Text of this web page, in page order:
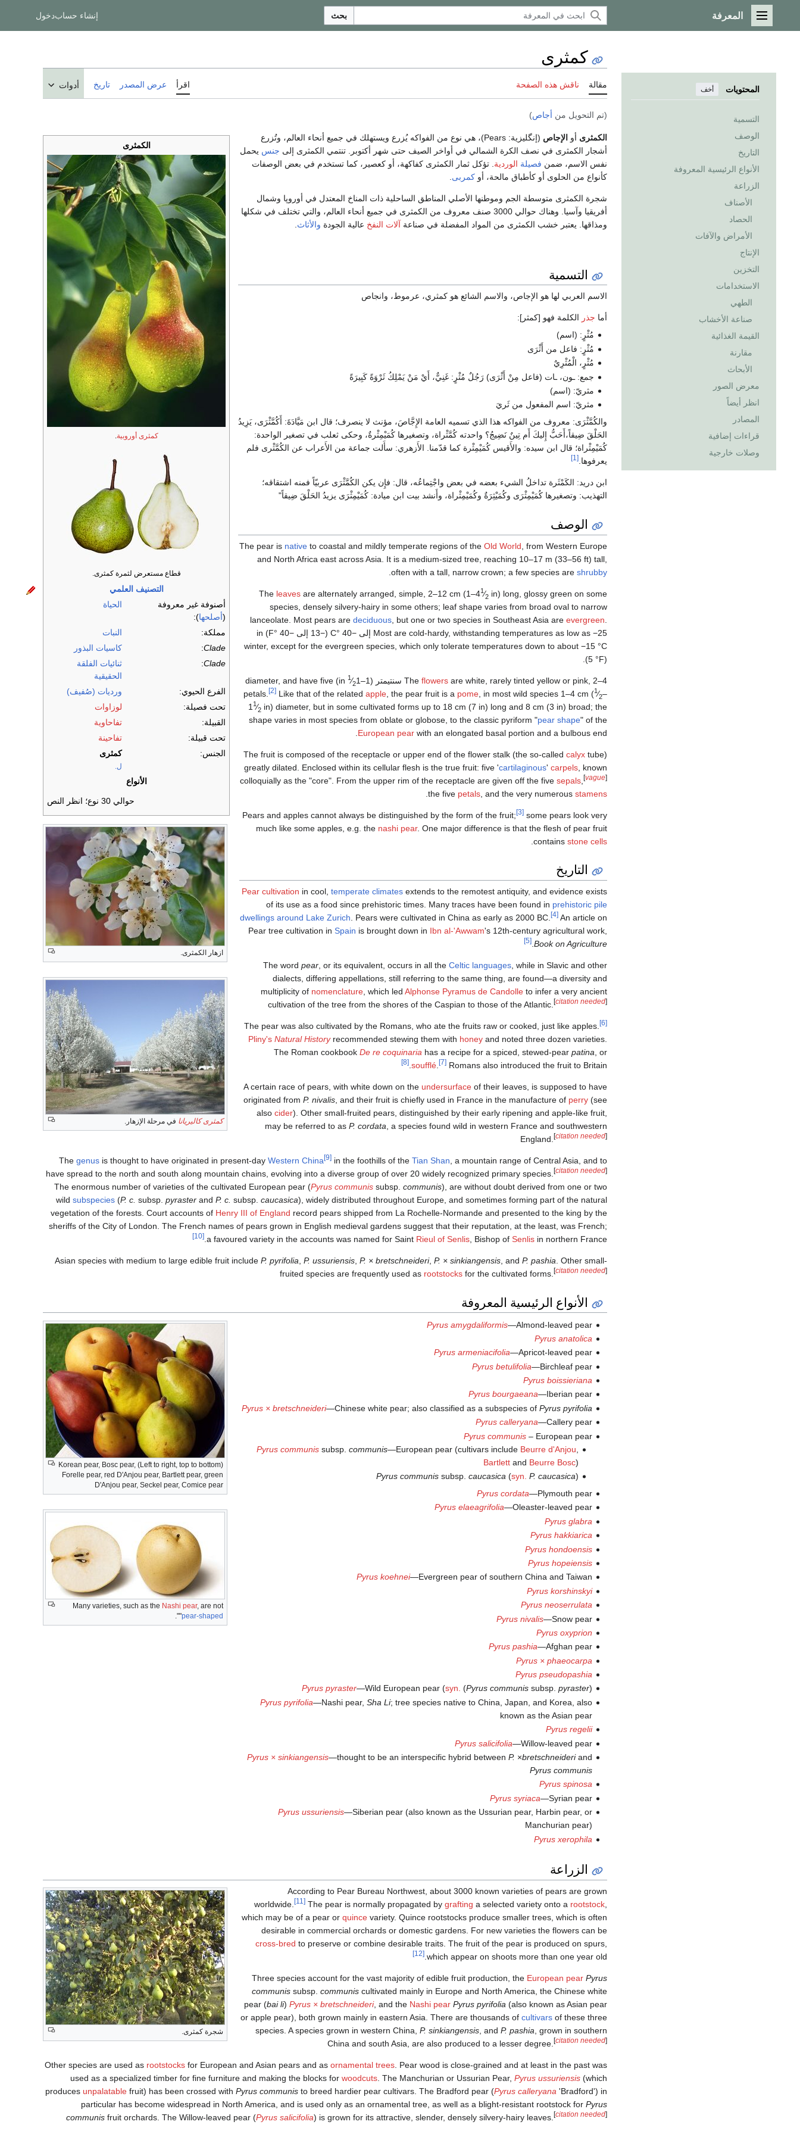
القائمة الرئيسية
المعرفة بحث إنشاء حسابدخول
المحتويات أخف
التسمية
الوصف
التاريخ
الأنواع الرئيسية المعروفة
الزراعة
الأصناف
الحصاد
الأمراض والآفات
الإنتاج
التخزين
الاستخدامات
الطهي
صناعة الأخشاب
القيمة الغذائية
مقارنة
الأبحاث
معرض الصور
انظر أيضاً
المصادر
قراءات إضافية
وصلات خارجية
كمثرى
مقالة ناقش هذه الصفحة اقرأ عرض المصدر تاريخ أدوات
(تم التحويل من أجاص)
الكمثرى
كمثرى أوروبية.
قطاع مستعرض لثمرة كمثرى.
التصنيف العلمي
أصنوفة غير معروفة
(أصلحها):
الحياة
مملكة:
النبات
Clade
:
كاسيات البذور
Clade
:
ثنائيات الفلقة
الحقيقية
الفرع الحيوي:
ورديات (صُفيف)
تحت فصيلة:
لوزاوات
القبيلة:
تفاحاوية
تحت قبيلة:
تفاحينة
الجنس:
كمثرى
ل.
الأنواع
حوالي 30 نوع؛ انظر النص
الكمثرى أو الإجاص (إنگليزية: Pears)، هي نوع من الفواكه يُزرع ويستهلك في جميع أنحاء العالم، وتُزرع
أشجار الكمثرى في نصف الكرة الشمالي في أواخر الصيف حتى شهر أكتوبر. تنتمي الكمثرى إلى جنس يحمل
نفس الاسم، ضمن فصيلة الوردية . تؤكل ثمار الكمثرى كفاكهة، أو كعصير، كما تستخدم في بعض الوصفات
كأنواع من الحلوى أو كأطباق مالحة، أو كمربى
شجرة الكمثرى متوسطة الجم وموطنها الأصلي المناطق الساحلية ذات المناخ المعتدل في أوروپا وشمال
أفريقيا وآسيا. وهناك حوالي 3000 صنف معروف من الكمثرى في جميع أنحاء العالم، والتي تختلف في شكلها
ومذاقها. يعتبر خشب الكمثرى من المواد المفضلة في صناعة آلات النفخ عالية الجودة والأثاث
التسمية
الاسم العربي لها هو الإجاص، والاسم الشائع هو كمثري، عرموط، وانجاص
أما جذر الكلمة فهو [كمثر]:
مُثْرٍ: (اسم)
مُثْرٍ: فاعل من أَثْرَى
مُثْرٍ، الْمُثْرِيٌ
جمع: ـون، ـات (فاعل مِنْ أَثْرَى) رَجُلٌ مُثْرٍ: غَنِيٌّ، أَيْ مَنْ يَمْلِكُ ثَرْوَةً كَبِيرَةً
مثريّ: (اسم)
مثريّ: اسم المفعول من ثَريَ
والكُمَّثْرَى: معروف من الفواكه هذا الذي تسميه العامة الإِجَّاصَ، مؤنث لا ينصرف؛ قال ابن مَيَّادَةَ: أَكُمَّثْرَى، يَزِيدُ
الحَلْقَ ضِيقاً،أَحَبُّ إِليكَ أَم تِينٌ نَضِيجُ؟ واحدته كُمَّثْراة، وتصغيرها كُمَيْمِثْرةٌ، وحكى ثعلب في تصغير الواحدة:
كُمَيْمِثْراة؛ قال ابن سيده: والأَقيس كُمَيْمِثْرة كما قدّمنا. الأَزهري: سأَلت جماعة من الأَعراب عن الكُمَّثْرى فلم
يعرفوها.[1]
ابن دريد: الكَمْثَرة تداخلُ الشيء بعضه في بعض واجْتِماعُه، قال: فإِن يكن الكُمَّثْرَى عربيّاً فمنه اشتقاقه؛
التهذيب: وتصغيرها كُمَيْمِثْرَى وكُمَيْثِرَةٌ وكُمَيْمِثْراة، وأَنشد بيت ابن ميادة: كُمَيْمِثْرَى يزيدُ الحَلْقَ ضِيقاً"
الوصف
ازهار الكمثرى.
The pear is native to coastal and mildly temperate regions of the Old World , from Western Europe
and North Africa east across Asia. It is a medium-sized tree, reaching 10–17 m (33–56 ft) tall,
often with a tall, narrow crown; a few species are shrubby
The leaves are alternately arranged, simple, 2–12 cm (1–4
+1⁄2 in) long, glossy green on some
species, densely silvery-hairy in some others; leaf shape varies from broad oval to narrow
lanceolate. Most pears are deciduous , but one or two species in Southeast Asia are evergreen
Most are cold-hardy, withstanding temperatures as low as −25 إلى −40 °C (−13 إلى −40 °F) in
winter, except for the evergreen species, which only tolerate temperatures down to about −15 °C
(5 °F).
The flowers are white, rarely tinted yellow or pink, 2–4 سنتيمتر (1– 1
+
1⁄2
in) diameter, and have five
petals.
[2] Like that of the related apple , the pear fruit is a pome , in most wild species 1–4 cm (1⁄2–
1+ 1⁄2 in) diameter, but in some cultivated forms up to 18 cm (7 in) long and 8 cm (3 in) broad; the
shape varies in most species from oblate or globose, to the classic pyriform "pear shape" of the
European pear with an elongated basal portion and a bulbous end.
The fruit is composed of the receptacle or upper end of the flower stalk (the so-called calyx tube)
greatly dilated. Enclosed within its cellular flesh is the true fruit: five 'cartilaginous' carpels , known
colloquially as the "core". From the upper rim of the receptacle are given off the five sepals [vague]
the five petals , and the very numerous stamens
Pears and apples cannot always be distinguished by the form of the fruit; [3] some pears look very
much like some apples, e.g. the nashi pear. One major difference is that the flesh of pear fruit
contains stone cells
التاريخ
كمثرى كاليريانا في مرحلة الإزهار.
Pear cultivation in cool, temperate climates extends to the remotest antiquity, and evidence exists
of its use as a food since prehistoric times. Many traces have been found in prehistoric pile
dwellings around Lake Zurich . Pears were cultivated in China as early as 2000 BC. [4] An article on
Pear tree cultivation in Spain is brought down in Ibn al-'Awwam's 12th-century agricultural work,
Book on Agriculture
[5]
The word pear , or its equivalent, occurs in all the Celtic languages , while in Slavic and other
dialects, differing appellations, still referring to the same thing, are found—a diversity and
multiplicity of nomenclature , which led Alphonse Pyramus de Candolle to infer a very ancient
cultivation of the tree from the shores of the Caspian to those of the Atlantic. [citation needed]
The pear was also cultivated by the Romans, who ate the fruits raw or cooked, just like apples. [6]
Pliny's Natural Historyrecommended stewing them with honey and noted three dozen varieties.
The Roman cookbook De re coquinaria has a recipe for a spiced, stewed-pear patina , or
soufflé
[7] Romans also introduced the fruit to Britain.
[8]
A certain race of pears, with white down on the undersurface of their leaves, is supposed to have
originated from P. nivalis , and their fruit is chiefly used in France in the manufacture of perry (see
also cider). Other small-fruited pears, distinguished by their early ripening and apple-like fruit,
may be referred to as P. cordata , a species found wild in western France and southwestern
England. [citation needed]
The genus is thought to have originated in present-day Western China [9] in the foothills of the Tian Shan , a mountain range of Central Asia, and to
have spread to the north and south along mountain chains, evolving into a diverse group of over 20 widely recognized primary species. [citation needed]
The enormous number of varieties of the cultivated European pear (Pyrus communis subsp. communis), are without doubt derived from one or two
wild subspecies (P. c. subsp. pyraster and P. c. subsp. caucasica), widely distributed throughout Europe, and sometimes forming part of the natural
vegetation of the forests. Court accounts of Henry III of England record pears shipped from La Rochelle-Normande and presented to the king by the
sheriffs of the City of London. The French names of pears grown in English medieval gardens suggest that their reputation, at the least, was French;
a favoured variety in the accounts was named for Saint Rieul of Senlis , Bishop of Senlis in northern France.
[10]
Asian species with medium to large edible fruit include P. pyrifolia P. ussuriensis P. × bretschneideri, P. × sinkiangensis , and P. pashia . Other small-
fruited species are frequently used as rootstocks for the cultivated forms. [citation needed]
الأنواع الرئيسية المعروفة
(Left to right, top to bottom) Korean pear, Bosc pear,
Forelle pear, red D'Anjou pear, Bartlett pear, green
D'Anjou pear, Seckel pear, Comice pear
Many varieties, such as the Nashi pear, are not
"pear-shaped
".
Pyrus amygdaliformis—Almond-leaved pear
Pyrus anatolica
Pyrus armeniacifolia—Apricot-leaved pear
Pyrus betulifolia—Birchleaf pear
Pyrus boissieriana
Pyrus bourgaeana—Iberian pear
Pyrus × bretschneideri—Chinese white pear; also classified as a subspecies of Pyrus pyrifolia
Pyrus calleryana—Callery pear
Pyrus communis– European pear
Pyrus communis subsp.communis—European pear (cultivars include Beurre d'Anjou
Bartlett and Beurre Bosc)
Pyrus communis subsp.caucasica (syn. P. caucasica)
Pyrus cordata—Plymouth pear
Pyrus elaeagrifolia—Oleaster-leaved pear
Pyrus glabra
Pyrus hakkiarica
Pyrus hondoensis
Pyrus hopeiensis
Pyrus koehnei—Evergreen pear of southern China and Taiwan
Pyrus korshinskyi
Pyrus neoserrulata
Pyrus nivalis—Snow pear
Pyrus oxyprion
Pyrus pashia—Afghan pear
Pyrus × phaeocarpa
Pyrus pseudopashia
Pyrus pyraster—Wild European pear (syn. (Pyrus communissubsp. pyraster)
Pyrus pyrifolia—Nashi pear, Sha Li; tree species native to China, Japan, and Korea, also
known as the Asian pear
Pyrus regelii
Pyrus salicifolia—Willow-leaved pear
Pyrus × sinkiangensis—thought to be an interspecific hybrid between P. ×bretschneideriand
Pyrus communis
Pyrus spinosa
Pyrus syriaca—Syrian pear
Pyrus ussuriensis—Siberian pear (also known as the Ussurian pear, Harbin pear, or
Manchurian pear)
Pyrus xerophila
الزراعة
شجرة كمثرى.
According to Pear Bureau Northwest, about 3000 known varieties of pears are grown
worldwide.
[11] The pear is normally propagated by grafting a selected variety onto a rootstock
which may be of a pear or quince variety. Quince rootstocks produce smaller trees, which is often
desirable in commercial orchards or domestic gardens. For new varieties the flowers can be
cross-bred to preserve or combine desirable traits. The fruit of the pear is produced on spurs,
which appear on shoots more than one year old.
[12]
Three species account for the vast majority of edible fruit production, the European pear Pyrus
communis subsp. communis cultivated mainly in Europe and North America, the Chinese white
pear (bai li) Pyrus × bretschneideri, and the Nashi pear Pyrus pyrifolia (also known as Asian pear
or apple pear), both grown mainly in eastern Asia. There are thousands of cultivars of these three
species. A species grown in western China, P. sinkiangensis , and P. pashia , grown in southern
China and south Asia, are also produced to a lesser degree. [citation needed]
Other species are used as rootstocks for European and Asian pears and as ornamental trees . Pear wood is close-grained and at least in the past was
used as a specialized timber for fine furniture and making the blocks for woodcuts . The Manchurian or Ussurian Pear, Pyrus ussuriensis (which
produces unpalatable fruit) has been crossed with Pyrus communis to breed hardier pear cultivars. The Bradford pear (Pyrus calleryana 'Bradford') in
particular has become widespread in North America, and is used only as an ornamental tree, as well as a blight-resistant rootstock for Pyrus
communis fruit orchards. The Willow-leaved pear (Pyrus salicifolia) is grown for its attractive, slender, densely silvery-hairy leaves. [citation needed]